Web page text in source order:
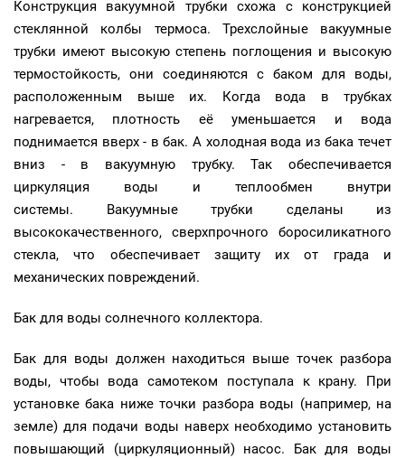
Конструкция вакуумной трубки схожа с конструкцией
стеклянной колбы термоса. Трехслойные вакуумные
трубки имеют высокую степень поглощения и высокую
термостойкость, они соединяются с баком для воды,
расположенным выше их. Когда вода в трубках
нагревается, плотность её уменьшается и вода
поднимается вверх - в бак. А холодная вода из бака течет
вниз - в вакуумную трубку. Так обеспечивается
циркуляция воды и теплообмен внутри
системы. Вакуумные трубки сделаны из
высококачественного, сверхпрочного боросиликатного
стекла, что обеспечивает защиту их от града и
механических повреждений.
Бак для воды солнечного коллектора.
Бак для воды должен находиться выше точек разбора
воды, чтобы вода самотеком поступала к крану. При
установке бака ниже точки разбора воды (например, на
земле) для подачи воды наверх необходимо установить
повышающий (циркуляционный) насос. Бак для воды